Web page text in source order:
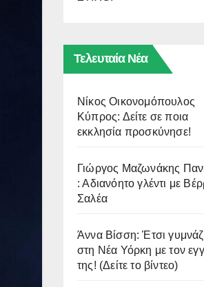
Τελευταία Νέα
Νίκος Οικονομόπουλος
Κύπρος: Δείτε σε ποια
εκκλησία προσκύνησε!
Γιώργος Μαζωνάκης
: Αδιανόητο γλέντι με
Σαλέα
Άννα Βίσση: Έτσι
στη Νέα Υόρκη με τον
της! (Δείτε το βίντεο)